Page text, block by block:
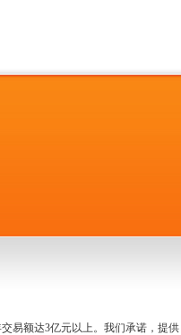
易额达3亿元以上。我们承诺，提供